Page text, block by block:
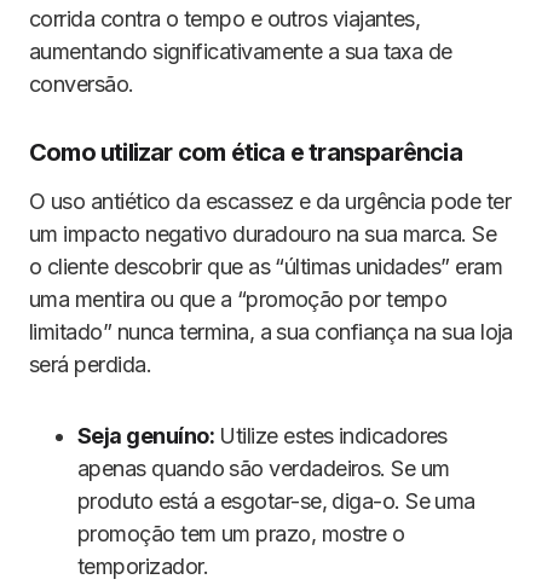
corrida contra o tempo e outros viajantes,
aumentando significativamente a sua taxa de
conversão.
Como utilizar com ética e transparência
O uso antiético da escassez e da urgência pode ter
um impacto negativo duradouro na sua marca. Se
o cliente descobrir que as “últimas unidades” eram
uma mentira ou que a “promoção por tempo
limitado” nunca termina, a sua confiança na sua loja
será perdida.
Seja genuíno:Utilize estes indicadores
apenas quando são verdadeiros. Se um
produto está a esgotar-se, diga-o. Se uma
promoção tem um prazo, mostre o
temporizador.